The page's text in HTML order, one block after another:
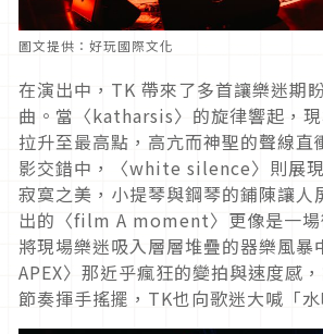
圖文提供：好玩國際文化
在演出中，TK 帶來了多首讓樂迷期
曲。當〈katharsis〉的旋律響起，
拉升至最高點，高亢而神聖的聲線直
影交錯中，〈white silence〉則展
寂寞之美，小提琴與鋼琴的鋪陳讓人
出的〈film A moment〉更像是一場
將現場樂迷吸入層層堆疊的器樂風暴
APEX〉那近乎瘋狂的變拍與速度感
節奏揮手搖擺，TK也向歌迷大喊「水